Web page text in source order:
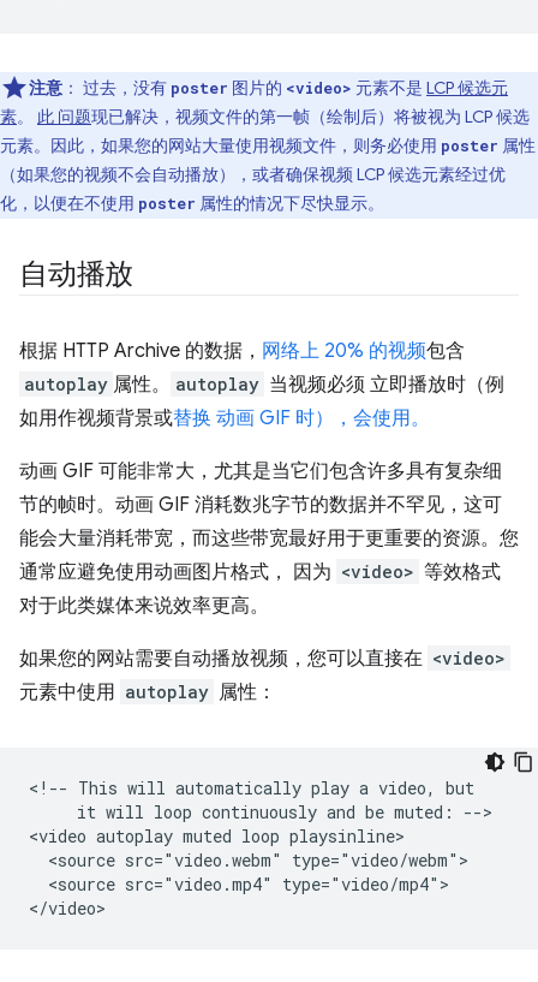
注意 ： 过去，没有 poster 图片的 <video> 元素不是 LCP 候选元
素。 此 问题现已解决，视频文件的第一帧（绘制后）将被视为 LCP 候选
元素。因此，如果您的网站大量使用视频文件，则务必使用 poster 属性
（如果您的视频不会自动播放），或者确保视频 LCP 候选元素经过优
化，以便在不使用 poster 属性的情况下尽快显示。
自动播放
根据 HTTP Archive 的数据， 网络上 20% 的视频包含
autoplay 属性。 autoplay 当视频必须 立即播放时（例
如用作视频背景或替换 动画 GIF 时），会使用。
动画 GIF 可能非常大，尤其是当它们包含许多具有复杂细
节的帧时。动画 GIF 消耗数兆字节的数据并不罕见，这可
能会大量消耗带宽，而这些带宽最好用于更重要的资源。您
通常应避免使用动画图片格式， 因为 <video> 等效格式
对于此类媒体来说效率更高。
如果您的网站需要自动播放视频，您可以直接在 <video>
元素中使用 autoplay 属性：
<!-- This will automatically play a video, but
     it will loop continuously and be muted: -->
<video autoplay muted loop playsinline>
  <source src="video.webm" type="video/webm">
  <source src="video.mp4" type="video/mp4">